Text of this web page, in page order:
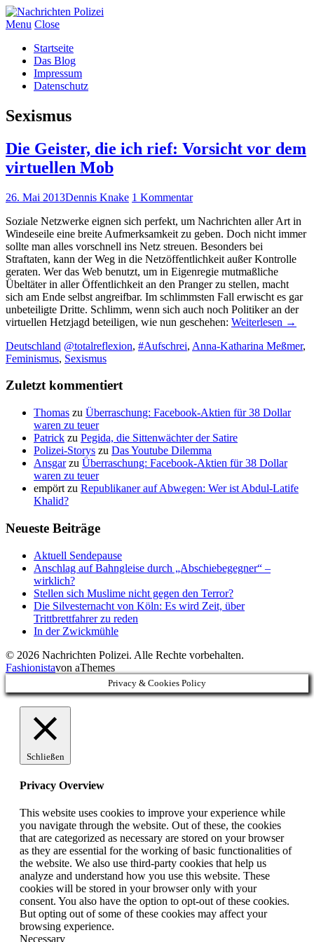
Menu Close
Startseite
Das Blog
Impressum
Datenschutz
Sexismus
Die Geister, die ich rief: Vorsicht vor dem
virtuellen Mob
26. Mai 2013Dennis Knake 1 Kommentar
Soziale Netzwerke eignen sich perfekt, um Nachrichten aller Art in
Windeseile eine breite Aufmerksamkeit zu geben. Doch nicht immer
sollte man alles vorschnell ins Netz streuen. Besonders bei
Straftaten, kann der Weg in die Netzöffentlichkeit außer Kontrolle
geraten. Wer das Web benutzt, um in Eigenregie mutmaßliche
Übeltäter in aller Öffentlichkeit an den Pranger zu stellen, macht
sich am Ende selbst angreifbar. Im schlimmsten Fall erwischt es gar
unbeteiligte Dritte. Schlimm, wenn sich auch noch Politiker an der
virtuellen Hetzjagd beteiligen, wie nun geschehen: Weiterlesen →
Deutschland @totalreflexion, #Aufschrei, Anna-Katharina Meßmer,
Feminismus, Sexismus
Zuletzt kommentiert
Thomas zu Überraschung: Facebook-Aktien für 38 Dollar
waren zu teuer
Patrick zu Pegida, die Sittenwächter der Satire
Polizei-Storys zu Das Youtube Dilemma
Ansgarzu Überraschung: Facebook-Aktien für 38 Dollar
waren zu teuer
empört zu Republikaner auf Abwegen: Wer ist Abdul-Latife
Khalid?
Neueste Beiträge
Aktuell Sendepause
Anschlag auf Bahngleise durch „Abschiebegegner“ –
wirklich?
Stellen sich Muslime nicht gegen den Terror?
Die Silvesternacht von Köln: Es wird Zeit, über
Trittbrettfahrer zu reden
In der Zwickmühle
© 2026 Nachrichten Polizei. Alle Rechte vorbehalten.
Fashionistavon aThemes
Privacy & Cookies Policy
Schließen
Privacy Overview
This website uses cookies to improve your experience while
you navigate through the website. Out of these, the cookies
that are categorized as necessary are stored on your browser
as they are essential for the working of basic functionalities of
the website. We also use third-party cookies that help us
analyze and understand how you use this website. These
cookies will be stored in your browser only with your
consent. You also have the option to opt-out of these cookies.
But opting out of some of these cookies may affect your
browsing experience.
Necessary